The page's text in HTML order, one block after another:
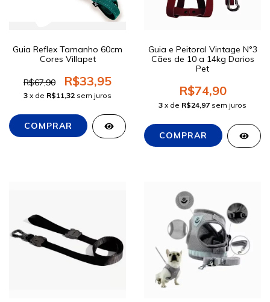
Guia Reflex Tamanho 60cm
Cores Villapet
R$67,90 R$33,95
3 x de R$11,32 sem juros
Guia e Peitoral Vintage N°3
Cães de 10 a 14kg Darios
Pet
R$74,90
3 x de R$24,97 sem juros